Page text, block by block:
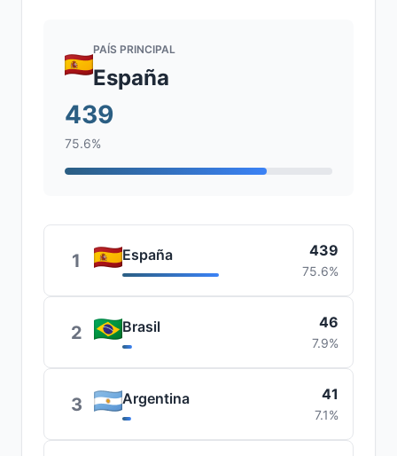
PAÍS PRINCIPAL
España
439
75.6%
1 España 439
75.6%
2 Brasil 46
7.9%
3 Argentina 41
7.1%